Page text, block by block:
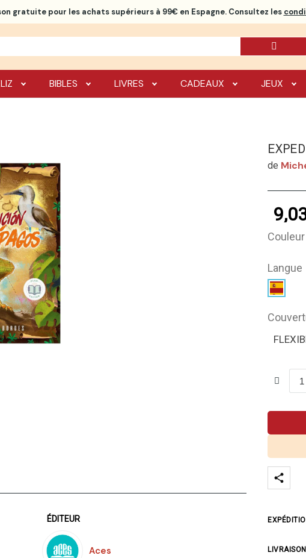
gratuitepour les achats supérieurs à 99€ en Espagne. Consultez les
BIBLES LIVRES CADEAUX JEUX
ÉDITEUR
Aces
de
Couleur
Langue